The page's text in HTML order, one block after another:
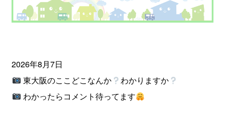
2026年8月7日
東大阪のここどこなんか
わかりますか
わかったらコメント待ってます